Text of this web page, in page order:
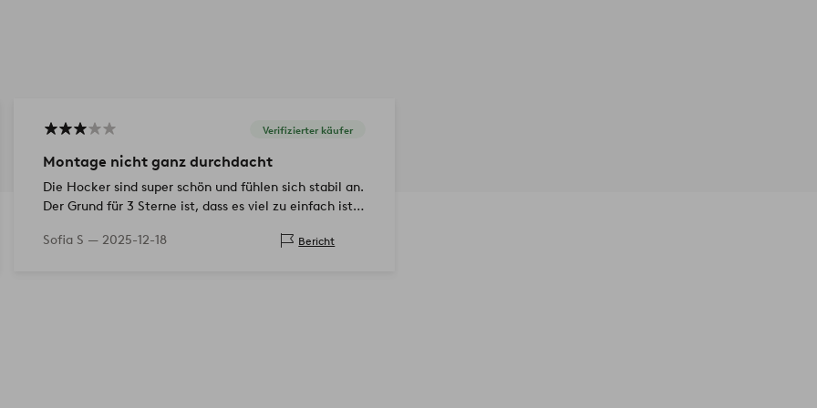
Verifizierter käufer
Montage nicht ganz durchdacht
Die Hocker sind super schön und fühlen sich stabil an.
Der Grund für 3 Sterne ist, dass es viel zu einfach ist,
Schra…
Sofia S — 2025-12-18 Bericht